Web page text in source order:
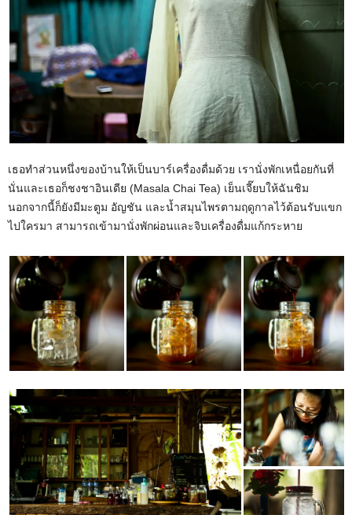
เธอทำส่วนหนึ่งของบ้านให้เป็นบาร์เครื่องดื่มด้วย เรานั่งพักเหนื่อยกันที่
นั่นและเธอก็ชงชาอินเดีย (Masala Chai Tea) เย็นเจี๊ยบให้ฉันชิม
นอกจากนี้ก็ยังมีมะตูม อัญชัน และน้ำสมุนไพรตามฤดูกาลไว้ต้อนรับแขก
ไปใครมา สามารถเข้ามานั่งพักผ่อนและจิบเครื่องดื่มแก้กระหาย